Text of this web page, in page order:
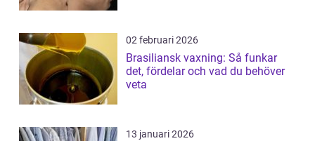
02 februari 2026
Brasiliansk vaxning: Så funkar
det, fördelar och vad du behöver
veta
13 januari 2026